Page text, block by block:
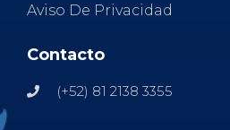
Aviso De Privacidad
Contacto
(+52) 81 2138 3355